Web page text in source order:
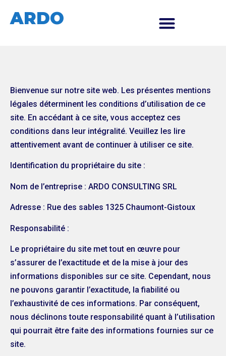
ARDO
Bienvenue sur notre site web. Les présentes mentions
légales déterminent les conditions d’utilisation de ce
site. En accédant à ce site, vous acceptez ces
conditions dans leur intégralité. Veuillez les lire
attentivement avant de continuer à utiliser ce site.
Identification du propriétaire du site :
Nom de l’entreprise : ARDO CONSULTING SRL
Adresse : Rue des sables 1325 Chaumont-Gistoux
Responsabilité :
Le propriétaire du site met tout en œuvre pour
s’assurer de l’exactitude et de la mise à jour des
informations disponibles sur ce site. Cependant, nous
ne pouvons garantir l’exactitude, la fiabilité ou
l’exhaustivité de ces informations. Par conséquent,
nous déclinons toute responsabilité quant à l’utilisation
qui pourrait être faite des informations fournies sur ce
site.